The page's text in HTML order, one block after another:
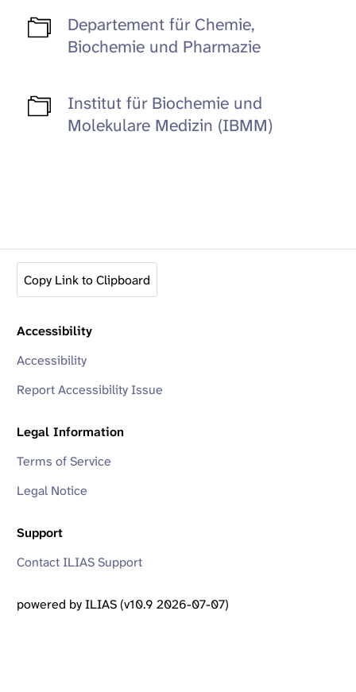
Departement für ​Chemie,
Biochemie und Pharmazie
Institut für Biochemie und
Molekulare Medizin (IBMM)
Copy Link to Clipboard
Accessibility
Accessibility
Report Accessibility Issue
Legal Information
Terms of Service
Legal Notice
Support
Contact ILIAS Support
powered by ILIAS (v10.9 2026-07-07)